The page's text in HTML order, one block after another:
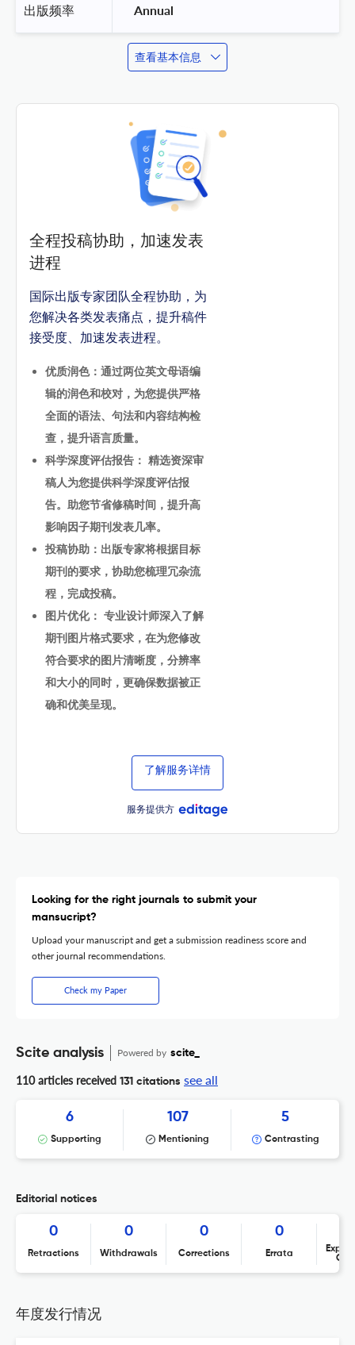
出版频率 Annual
查看基本信息
全程投稿协助，加速发表
进程
国际出版专家团队全程协助，为
您解决各类发表痛点，提升稿件
接受度、加速发表进程。
优质润色：通过两位英文母语编
辑的润色和校对，为您提供严格
全面的语法、句法和内容结构检
查，提升语言质量。
科学深度评估报告： 精选资深审
稿人为您提供科学深度评估报
告。助您节省修稿时间，提升高
影响因子期刊发表几率。
投稿协助：出版专家将根据目标
期刊的要求，协助您梳理冗杂流
程，完成投稿。
图片优化： 专业设计师深入了解
期刊图片格式要求，在为您修改
符合要求的图片清晰度，分辨率
和大小的同时，更确保数据被正
确和优美呈现。
了解服务详情
服务提供方
Looking for the right journals to submit your
mansucript?
Upload your manuscript and get a submission readiness score and
other journal recommendations.
Check my Paper
Scite analysis Powered by scite_
110 articles received 131 citations see all
6
Supporting
107
Mentioning
5
Contrasting
Editorial notices
0
Retractions
0
Withdrawals
0
Corrections
0
Errata
年度发行情况